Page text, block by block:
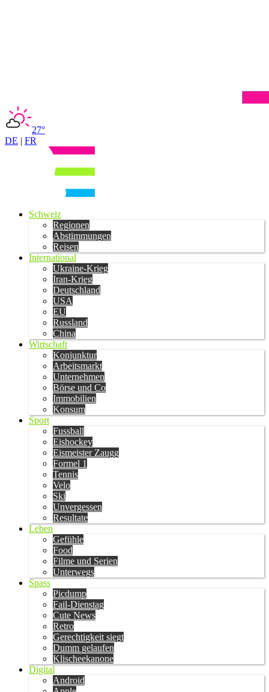
27°
DE | FR
Schweiz
Regionen
Abstimmungen
Reisen
International
Ukraine-Krieg
Iran-Krieg
Deutschland
USA
EU
Russland
China
Wirtschaft
Konjunktur
Arbeitsmarkt
Unternehmen
Börse und Co
Immobilien
Konsum
Sport
Fussball
Eishockey
Eismeister Zaugg
Formel 1
Tennis
Velo
Ski
Unvergessen
Resultate
Leben
Gefühle
Food
Filme und Serien
Unterwegs
Spass
Picdump
Fail-Dienstag
Cute News
Retro
Gerechtigkeit siegt
Dumm gelaufen
Klischeekanone
Digital
Android